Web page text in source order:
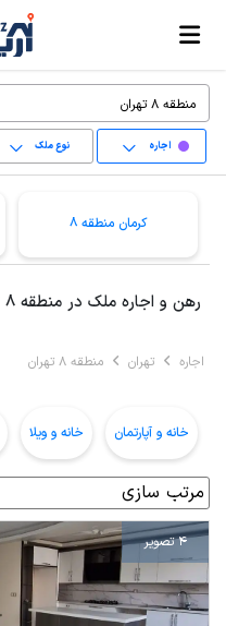
اجاره نوع ملک
کرمان منطقه 8
رهن و اجاره ملک در منطقه 8 تهران
اجاره تهران منطقه 8 تهران
خانه و آپارتمان خانه و ویلا
4 تصویر